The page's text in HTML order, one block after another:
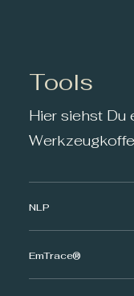
Tools
Hier siehst Du
NLP
EmTrace®